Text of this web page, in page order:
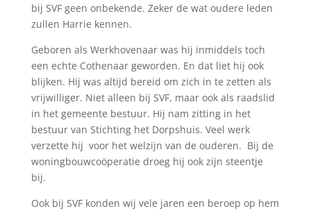
bij SVF geen onbekende. Zeker de wat oudere leden
zullen Harrie kennen.
Geboren als Werkhovenaar was hij inmiddels toch
een echte Cothenaar geworden. En dat liet hij ook
blijken. Hij was altijd bereid om zich in te zetten als
vrijwilliger. Niet alleen bij SVF, maar ook als raadslid
in het gemeente bestuur. Hij nam zitting in het
bestuur van Stichting het Dorpshuis. Veel werk
verzette hij voor het welzijn van de ouderen. Bij de
woningbouwcoöperatie droeg hij ook zijn steentje
bij.
Ook bij SVF konden wij vele jaren een beroep op hem